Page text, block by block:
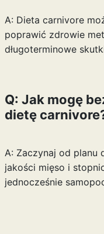
A: Dieta carnivore
poprawić zdrowie
długoterminowe
Q: Jak mogę
dietę
A: Zaczynaj od planu
jakości mięso i
jednocześnie